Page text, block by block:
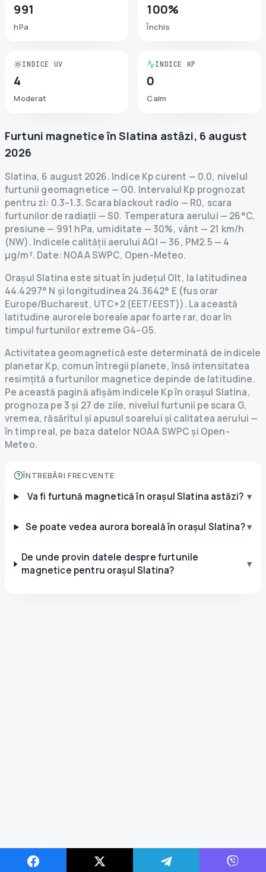
991
hPa
100%
Închis
INDICE UV
4
Moderat
INDICE KP
0
Calm
Furtuni magnetice în Slatina astăzi, 6 august
2026
Slatina, 6 august 2026. Indice Kp curent — 0.0, nivelul
furtunii geomagnetice — G0. Intervalul Kp prognozat
pentru zi: 0.3–1.3. Scara blackout radio — R0, scara
furtunilor de radiații — S0. Temperatura aerului — 26°C,
presiune — 991 hPa, umiditate — 30%, vânt — 21 km/h
(NW). Indicele calității aerului AQI — 36, PM2.5 — 4
µg/m³. Date: NOAA SWPC, Open-Meteo.
Orașul Slatina este situat în județul Olt, la latitudinea
44.4297° N și longitudinea 24.3642° E (fus orar
Europe/Bucharest, UTC+2 (EET/EEST)). La această
latitudine aurorele boreale apar foarte rar, doar în
timpul furtunilor extreme G4–G5.
Activitatea geomagnetică este determinată de indicele
planetar Kp, comun întregii planete, însă intensitatea
resimțită a furtunilor magnetice depinde de latitudine.
Pe această pagină afișăm indicele Kp în orașul Slatina,
prognoza pe 3 și 27 de zile, nivelul furtunii pe scara G,
vremea, răsăritul și apusul soarelui și calitatea aerului —
în timp real, pe baza datelor NOAA SWPC și Open-
Meteo.
ÎNTREBĂRI FRECVENTE
Va fi furtună magnetică în orașul Slatina astăzi? ▾
Se poate vedea aurora boreală în orașul Slatina?▾
De unde provin datele despre furtunile
magnetice pentru orașul Slatina?
▾